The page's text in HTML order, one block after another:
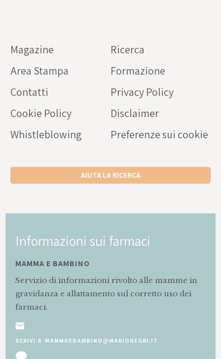
Magazine
Ricerca
Area Stampa
Formazione
Contatti
Privacy Policy
Cookie Policy
Disclaimer
Whistleblowing
Preferenze sui cookie
AIUTA LA RICERCA
Informazioni sui farmaci
MAMMA E BAMBINO
Servizio di informazioni rivolto alle mamme in
gravidanza e allattamento sul corretto uso dei
farmaci.
SCRIVI A MAMMAEBAMBINO@MARIONEGRI.IT